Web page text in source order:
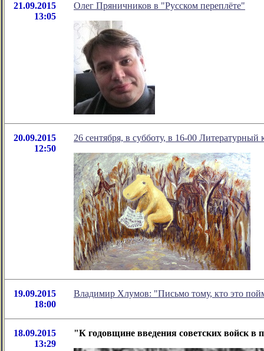
21.09.2015
13:05
Олег Пряничников в "Русском переплёте"
20.09.2015
12:50
26 сентября, в субботу, в 16-00
19.09.2015
18:00
Владимир Хлумов: "Письмо тому, кто это
18.09.2015
13:29
"К годовщине введения советских войск в